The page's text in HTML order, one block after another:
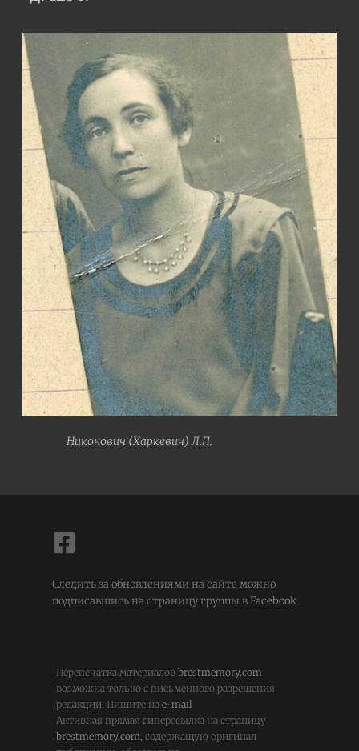
Никонович (Харкевич) Л.П.
Следить за обновлениями на сайте можно
подписавшись на страницу группы вFacebook
Перепечатка материалов brestmemory.com
возможна только с письменного разрешения
редакции. Пишите на e-mail
Активная прямая гиперссылка на страницу
brestmemory.com, содержащую оригинал